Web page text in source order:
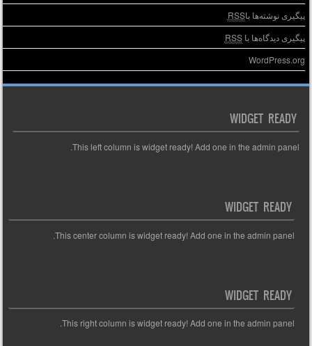
پیگیری نوشته‌ها باRSS
پیگیری دیدگاه‌ها باRSS
WordPress.org
WIDGET READY
This left column is widget ready! Add one in the admin panel.
WIDGET READY
This center column is widget ready! Add one in the admin panel.
WIDGET READY
This right column is widget ready! Add one in the admin panel.